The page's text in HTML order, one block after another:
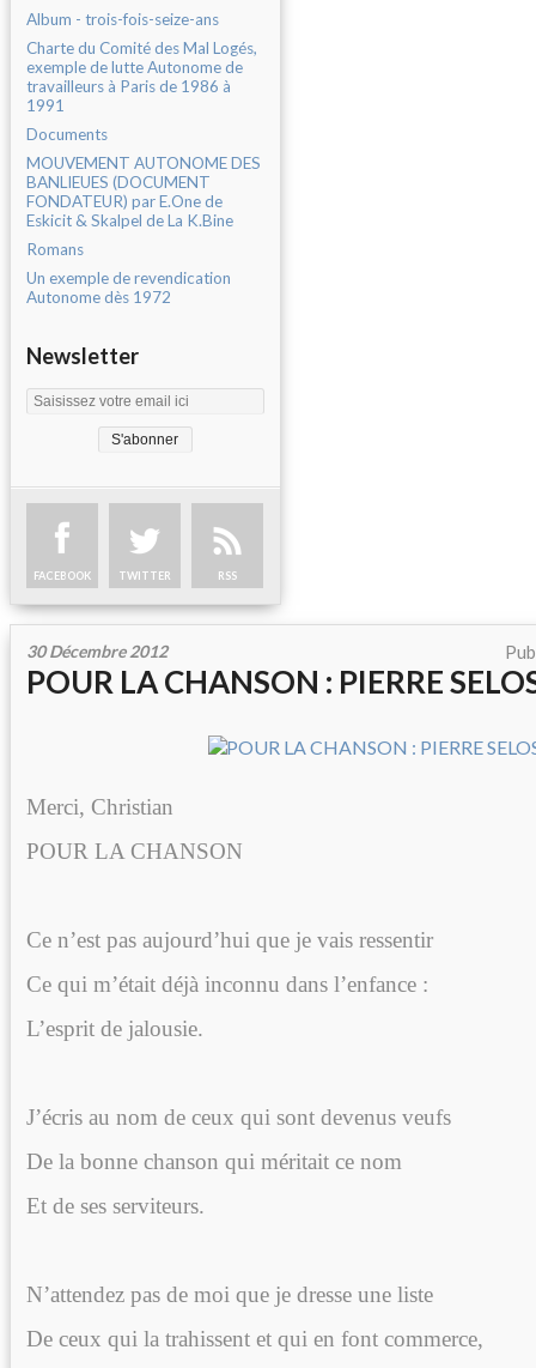
Album - trois-fois-seize-ans
Charte du Comité des Mal Logés,
exemple de lutte Autonome de
travailleurs à Paris de 1986 à
1991
Documents
MOUVEMENT AUTONOME DES
BANLIEUES (DOCUMENT
FONDATEUR) par E.One de
Eskicit & Skalpel de La K.Bine
Romans
Un exemple de revendication
Autonome dès 1972
Newsletter
FACEBOOK TWITTER RSS
30 Décembre 2012
POUR LA CHANSON : PIERRE
Merci, Christian
POUR LA CHANSON
Ce n’est pas aujourd’hui que je vais ressentir
Ce qui m’était déjà inconnu dans l’enfance :
L’esprit de jalousie.
J’écris au nom de ceux qui sont devenus veufs
De la bonne chanson qui méritait ce nom
Et de ses serviteurs.
N’attendez pas de moi que je dresse une liste
De ceux qui la trahissent et qui en font commerce,